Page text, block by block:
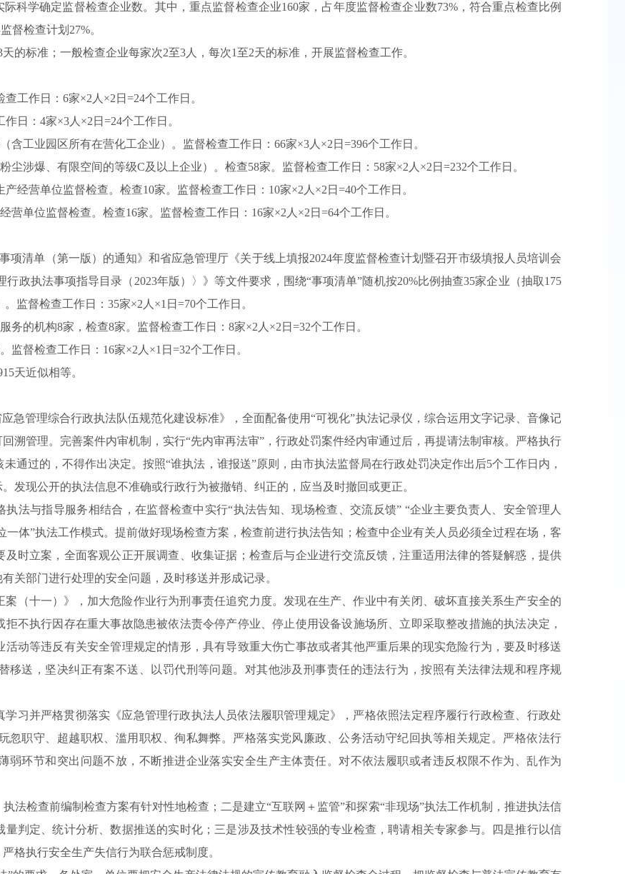
科学确定监督检查企业数。其中，重点监督检查企业160家，占年度监督检查企业数73%，符合重点检查比例
督检查计划27%。
的标准；一般检查企业每家次2至3人，每次1至2天的标准，开展监督检查工作。
工作日：6家×2人×2日=24个工作日。
日：4家×3人×2日=24个工作日。
含工业园区所有在营化工企业）。监督检查工作日：66家×3人×2日=396个工作日。
尘涉爆、有限空间的等级C及以上企业）。检查58家。监督检查工作日：58家×2人×2日=232个工作日。
经营单位监督检查。检查10家。监督检查工作日：10家×2人×2日=40个工作日。
营单位监督检查。检查16家。监督检查工作日：16家×2人×2日=64个工作日。
项清单（第一版）的通知》和省应急管理厅《关于线上填报2024年度监督检查计划暨召开市级填报人员培训会
政执法事项指导目录（2023年版）〉》等文件要求，围绕“事项清单”随机按20%比例抽查35家企业（抽取175
监督检查工作日：35家×2人×1日=70个工作日。
务的机构8家，检查8家。监督检查工作日：8家×2人×2日=32个工作日。
监督检查工作日：16家×2人×1日=32个工作日。
天近似相等。
急管理综合行政执法队伍规范化建设标准》，全面配备使用“可视化”执法记录仪，综合运用文字记录、音像记
溯管理。完善案件内审机制，实行“先内审再法审”，行政处罚案件经内审通过后，再提请法制审核。严格执行
通过的，不得作出决定。按照“谁执法，谁报送”原则，由市执法监督局在行政处罚决定作出后5个工作日内，
发现公开的执法信息不准确或行政行为被撤销、纠正的，应当及时撤回或更正。
执法与指导服务相结合，在监督检查中实行“执法告知、现场检查、交流反馈” “企业主要负责人、安全管理人
一体”执法工作模式。提前做好现场检查方案，检查前进行执法告知；检查中企业有关人员必须全过程在场，客
时立案，全面客观公正开展调查、收集证据；检查后与企业进行交流反馈，注重适用法律的答疑解惑，提供
关部门进行处理的安全问题，及时移送并形成记录。
案（十一）》，加大危险作业行为刑事责任追究力度。发现在生产、作业中有关闭、破坏直接关系生产安全的
不执行因存在重大事故隐患被依法责令停产停业、停止使用设备设施场所、立即采取整改措施的执法决定，
动等违反有关安全管理规定的情形，具有导致重大伤亡事故或者其他严重后果的现实危险行为，要及时移送
移送，坚决纠正有案不送、以罚代刑等问题。对其他涉及刑事责任的违法行为，按照有关法律法规和程序规
学习并严格贯彻落实《应急管理行政执法人员依法履职管理规定》，严格依照法定程序履行行政检查、行政处
忽职守、超越职权、滥用职权、徇私舞弊。严格落实党风廉政、公务活动守纪回执等相关规定。严格依法行
弱环节和突出问题不放，不断推进企业落实安全生产主体责任。对不依法履职或者违反权限不作为、乱作为
法检查前编制检查方案有针对性地检查；二是建立“互联网＋监管”和探索“非现场”执法工作机制，推进执法信
判定、统计分析、数据推送的实时化；三是涉及技术性较强的专业检查，聘请相关专家参与。四是推行以信
格执行安全生产失信行为联合惩戒制度。